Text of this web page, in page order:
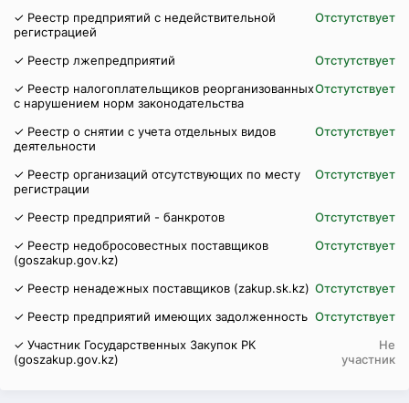
✓ Реестр предприятий с недействительной
регистрацией
Отстутствует
✓ Реестр лжепредприятий
Отстутствует
✓ Реестр налогоплательщиков реорганизованных
с нарушением норм законодательства
Отстутствует
✓ Реестр о снятии с учета отдельных видов
деятельности
Отстутствует
✓ Реестр организаций отсутствующих по месту
регистрации
Отстутствует
✓ Реестр предприятий - банкротов
Отстутствует
✓ Реестр недобросовестных поставщиков
(goszakup.gov.kz)
Отстутствует
✓ Реестр ненадежных поставщиков (zakup.sk.kz) Отстутствует
✓ Реестр предприятий имеющих задолженность Отстутствует
✓ Участник Государственных Закупок РК
(goszakup.gov.kz)
Не
участник